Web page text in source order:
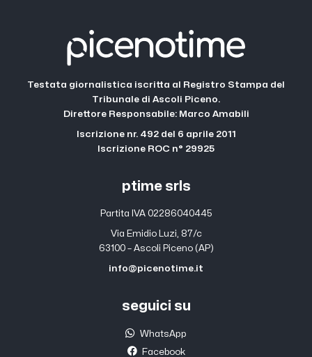
Testata giornalistica iscritta al Registro Stampa del
Tribunale di Ascoli Piceno.
Direttore Responsabile: Marco Amabili
Iscrizione nr. 492 del 6 aprile 2011
Iscrizione ROC n° 29925
ptime srls
Partita IVA 02286040445
Via Emidio Luzi, 87/c
63100 – Ascoli Piceno (AP)
info@picenotime.it
seguici su
WhatsApp
Facebook